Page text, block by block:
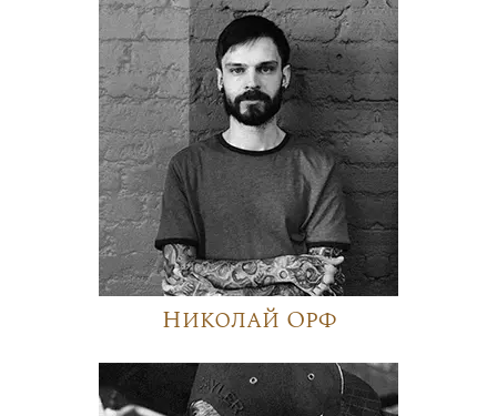
Николай Орф